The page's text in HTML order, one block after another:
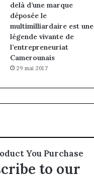
delà d’une marque
déposée le
multimilliardaire est une
légende vivante de
l’entrepreneuriat
Camerounais
29 mai 2017
You Purchase
to our